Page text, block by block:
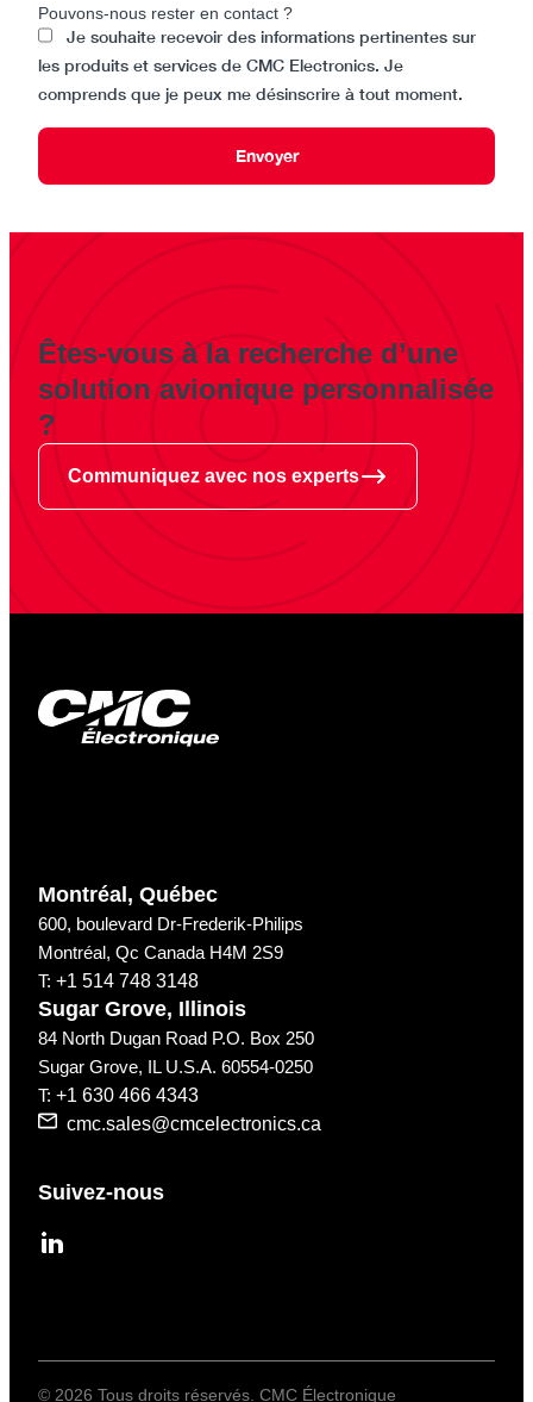
Pouvons-nous rester en contact ?
Je souhaite recevoir des informations pertinentes sur
les produits et services de CMC Electronics. Je
comprends que je peux me désinscrire à tout moment.
Envoyer
Êtes-vous à la recherche d’une
solution avionique personnalisée
?
Communiquez avec nos experts
Montréal, Québec
600, boulevard Dr-Frederik-Philips
Montréal, Qc Canada H4M 2S9
T: +1 514 748 3148
Sugar Grove, Illinois
84 North Dugan Road P.O. Box 250
Sugar Grove, IL U.S.A. 60554-0250
T: +1 630 466 4343
cmc.sales@cmcelectronics.ca
Suivez-nous
googleplus
© 2026 Tous droits réservés. CMC Électronique